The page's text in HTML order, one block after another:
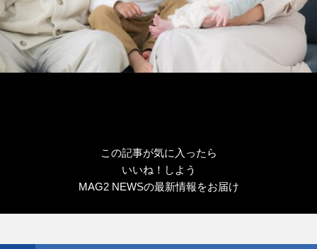
この記事が気に入ったら
いいね！しよう
MAG2 NEWSの最新情報をお届け